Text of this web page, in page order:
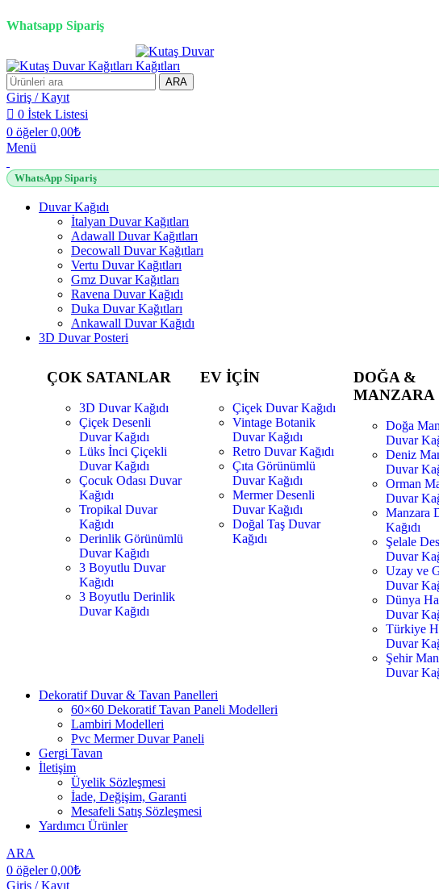
Whatsapp Sipariş
ARA
Giriş / Kayıt
0 İstek Listesi
0 öğeler 0,00₺
Menü
WhatsApp Sipariş
Duvar Kağıdı
İtalyan Duvar Kağıtları
Adawall Duvar Kağıtları
Decowall Duvar Kağıtları
Vertu Duvar Kağıtları
Gmz Duvar Kağıtları
Ravena Duvar Kağıdı
Duka Duvar Kağıtları
Ankawall Duvar Kağıdı
3D Duvar Posteri
ÇOK SATANLAR
3D Duvar Kağıdı
Çiçek Desenli
Duvar Kağıdı
Lüks İnci Çiçekli
Duvar Kağıdı
Çocuk Odası Duvar
Kağıdı
Tropikal Duvar
Kağıdı
Derinlik Görünümlü
Duvar Kağıdı
3 Boyutlu Duvar
Kağıdı
3 Boyutlu Derinlik
Duvar Kağıdı
EV İÇİN
Çiçek Duvar Kağıdı
Vintage Botanik
Duvar Kağıdı
Retro Duvar Kağıdı
Çıta Görünümlü
Duvar Kağıdı
Mermer Desenli
Duvar Kağıdı
Doğal Taş Duvar
Kağıdı
DOĞA &
MANZARA
Doğa
Duvar
Deniz
Duvar
Orman
Duvar
Manzara
Kağıdı
Şelale
Duvar
Uzay ve
Duvar
Dünya
Duvar
Türkiye
Duvar
Şehir
Duvar
Dekoratif Duvar & Tavan Panelleri
60×60 Dekoratif Tavan Paneli Modelleri
Lambiri Modelleri
Pvc Mermer Duvar Paneli
Gergi Tavan
İletişim
Üyelik Sözleşmesi
İade, Değişim, Garanti
Mesafeli Satış Sözleşmesi
Yardımcı Ürünler
ARA
0 öğeler 0,00₺
Giriş / Kayıt